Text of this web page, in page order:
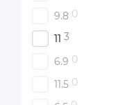
9.8 0
11 3
6.9 0
11.5 0